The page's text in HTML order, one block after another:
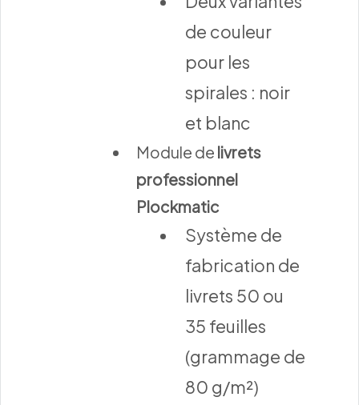
de couleur
pour les
spirales : noir
et blanc
Module de livrets
professionnel
Plockmatic
Système de
fabrication de
livrets 50 ou
35 feuilles
(grammage de
80 g/m²)